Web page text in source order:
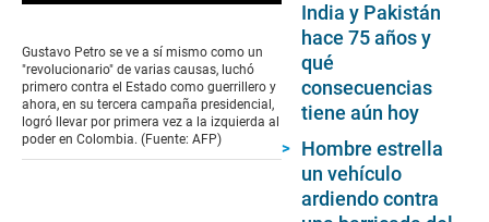
of
0
seconds
Gustavo Petro se ve a sí mismo como un
"revolucionario" de varias causas, luchó
primero contra el Estado como guerrillero y
ahora, en su tercera campaña presidencial,
logró llevar por primera vez a la izquierda al
poder en Colombia. (Fuente: AFP)
India y Pakistán
hace 75 años y
qué
consecuencias
tiene aún hoy
Hombre estrella
un vehículo
ardiendo contra